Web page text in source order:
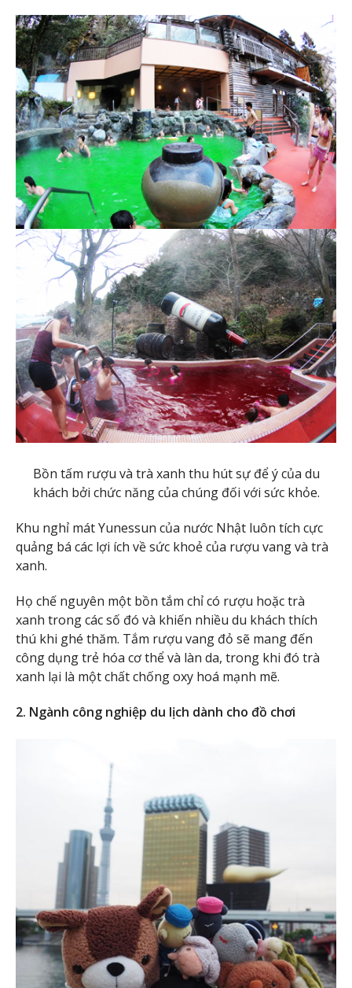
Bồn tấm rượu và trà xanh thu hút sự để ý của du
khách bởi chức năng của chúng đối với sức khỏe.
Khu nghỉ mát Yunessun của nước Nhật luôn tích cực
quảng bá các lợi ích về sức khoẻ của rượu vang và trà
xanh.
Họ chế nguyên một bồn tắm chỉ có rượu hoặc trà
xanh trong các số đó và khiến nhiều du khách thích
thú khi ghé thăm. Tắm rượu vang đỏ sẽ mang đến
công dụng trẻ hóa cơ thể và làn da, trong khi đó trà
xanh lại là một chất chống oxy hoá mạnh mẽ.
2. Ngành công nghiệp du lịch dành cho đồ chơi